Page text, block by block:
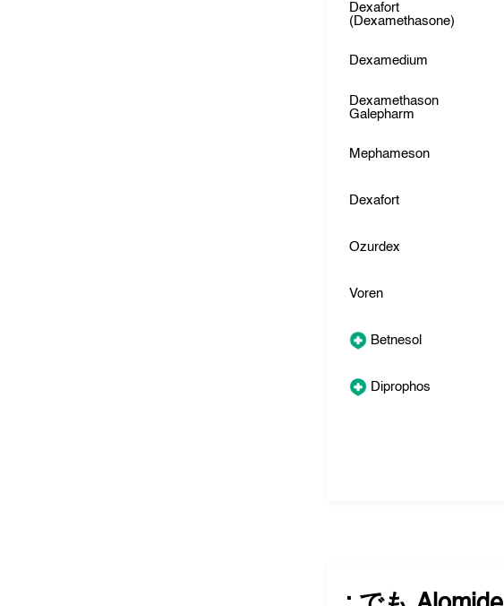
Dexafort
(Dexamethasone)
Dexamedium
Dexamethason
Galepharm
Mephameson
Dexafort
Ozurdex
Voren
Betnesol
Diprophos